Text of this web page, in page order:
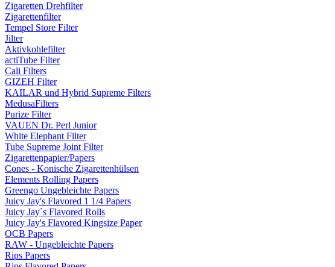
Zigaretten Drehfilter
Zigarettenfilter
Tempel Store Filter
Jilter
Aktivkohlefilter
actiTube Filter
Cali Filters
GIZEH Filter
KAILAR und Hybrid Supreme Filters
MedusaFilters
Purize Filter
VAUEN Dr. Perl Junior
White Elephant Filter
Tube Supreme Joint Filter
Zigarettenpapier/Papers
Cones - Konische Zigarettenhülsen
Elements Rolling Papers
Greengo Ungebleichte Papers
Juicy Jay's Flavored 1 1/4 Papers
Juicy Jay`s Flavored Rolls
Juicy Jay's Flavored Kingsize Paper
OCB Papers
RAW - Ungebleichte Papers
Rips Papers